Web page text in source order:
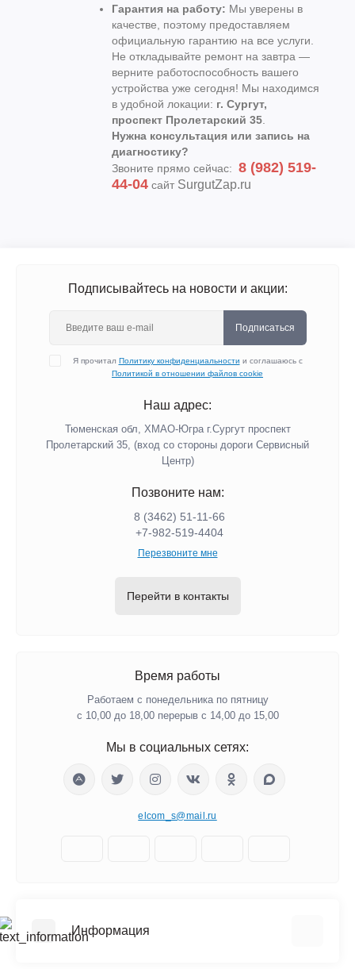
Гарантия на работу: Мы уверены в
качестве, поэтому предоставляем
официальную гарантию на все услуги.
Не откладывайте ремонт на завтра —
верните работоспособность вашего
устройства уже сегодня! Мы находимся
в удобной локации: г. Сургут,
проспект Пролетарский 35
Нужна консультация или запись на
диагностику?
Звоните прямо сейчас: 8 (982) 519-
44-04 сайт SurgutZap.ru
Подписывайтесь на новости и акции:
Подписаться
Я прочитал Политику конфиденциальности и соглашаюсь с
Политикой в отношении файлов cookie
Наш адрес:
Тюменская обл, ХМАО-Югра г.Сургут проспект
Пролетарский 35, (вход со стороны дороги Сервисный
Центр)
Позвоните нам:
8 (3462) 51-11-66
+7-982-519-4404
Перезвоните мне
Перейти в контакты
Время работы
Работаем с понедельника по пятницу
с 10,00 до 18,00 перерыв с 14,00 до 15,00
Мы в социальных сетях:
elcom_s@mail.ru
Информация